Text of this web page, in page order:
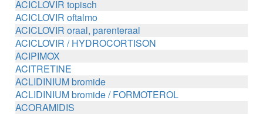
ACICLOVIR topisch
ACICLOVIR oftalmo
ACICLOVIR oraal, parenteraal
ACICLOVIR / HYDROCORTISON
ACIPIMOX
ACITRETINE
ACLIDINIUM bromide
ACLIDINIUM bromide / FORMOTEROL
ACORAMIDIS